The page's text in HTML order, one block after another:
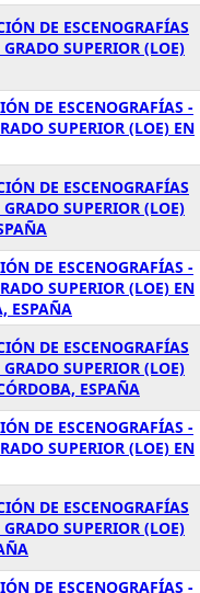
DE ESCENOGRAFÍAS
SUPERIOR (LOE)
DE ESCENOGRAFÍAS -
SUPERIOR (LOE) EN
DE ESCENOGRAFÍAS
SUPERIOR (LOE)
DE ESCENOGRAFÍAS -
SUPERIOR (LOE) EN
ESPAÑA
DE ESCENOGRAFÍAS
SUPERIOR (LOE)
ESPAÑA
DE ESCENOGRAFÍAS -
SUPERIOR (LOE) EN
DE ESCENOGRAFÍAS
SUPERIOR (LOE)
DE ESCENOGRAFÍAS -